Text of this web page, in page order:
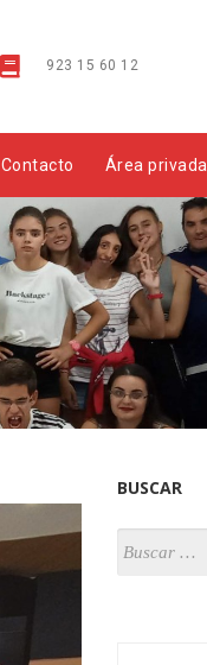
923 15 60 12
Contacto Área privada
BUSCAR